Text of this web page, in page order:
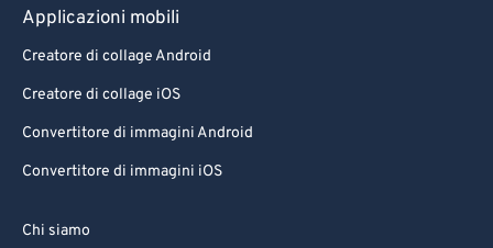
Applicazioni mobili
Creatore di collage Android
Creatore di collage iOS
Convertitore di immagini Android
Convertitore di immagini iOS
Chi siamo